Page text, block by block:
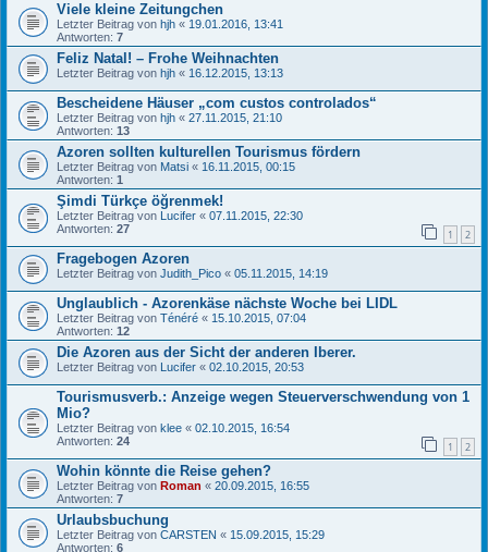
Viele kleine Zeitungchen
Letzter Beitrag von hjh « 19.01.2016, 13:41
Antworten: 7
Feliz Natal! – Frohe Weihnachten
Letzter Beitrag von hjh « 16.12.2015, 13:13
Bescheidene Häuser „com custos controlados“
Letzter Beitrag von hjh « 27.11.2015, 21:10
Antworten: 13
Azoren sollten kulturellen Tourismus fördern
Letzter Beitrag von Matsi « 16.11.2015, 00:15
Antworten: 1
Şimdi Türkçe öğrenmek!
Letzter Beitrag von Lucifer « 07.11.2015, 22:30
Antworten: 27 1 2
Fragebogen Azoren
Letzter Beitrag von Judith_Pico « 05.11.2015, 14:19
Unglaublich - Azorenkäse nächste Woche bei LIDL
Letzter Beitrag von Ténéré « 15.10.2015, 07:04
Antworten: 12
Die Azoren aus der Sicht der anderen Iberer.
Letzter Beitrag von Lucifer « 02.10.2015, 20:53
Tourismusverb.: Anzeige wegen Steuerverschwendung von 1
Mio?
Letzter Beitrag von klee « 02.10.2015, 16:54
Antworten: 24 1 2
Wohin könnte die Reise gehen?
Letzter Beitrag von Roman « 20.09.2015, 16:55
Antworten: 7
Urlaubsbuchung
Letzter Beitrag von CARSTEN « 15.09.2015, 15:29
Antworten: 6